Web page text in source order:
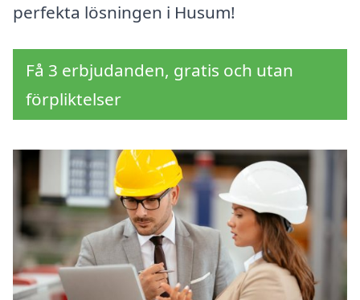
perfekta lösningen i Husum!
Få 3 erbjudanden, gratis och utan
förpliktelser